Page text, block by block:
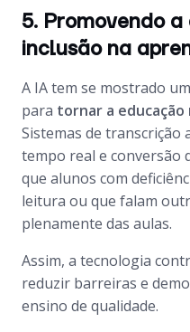
5. Promovendo
inclusão na
A IA tem se mostrado
para tornar a educação
Sistemas de transcrição
tempo real e conversão
que alunos com
leitura ou que falam
plenamente das aulas.
Assim, a tecnologia
reduzir barreiras e
ensino de qualidade.